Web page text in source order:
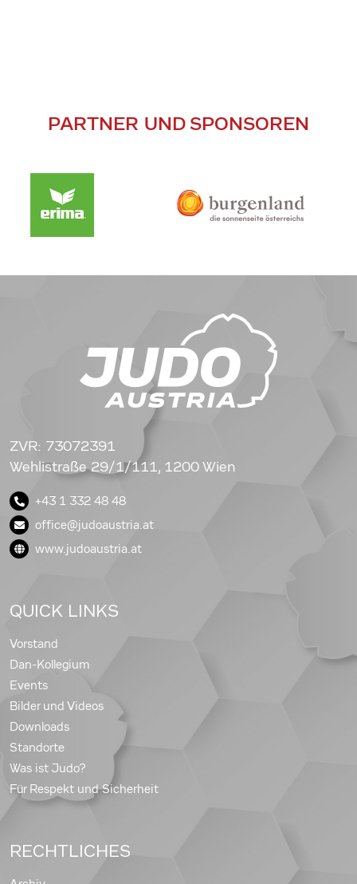
PARTNER UND SPONSOREN
ZVR: 73072391
Wehlistraße 29/1/111, 1200 Wien
+43 1 332 48 48
office@judoaustria.at
www.judoaustria.at
QUICK LINKS
Vorstand
Dan-Kollegium
Events
Bilder und Videos
Downloads
Standorte
Was ist Judo?
Für Respekt und Sicherheit
RECHTLICHES